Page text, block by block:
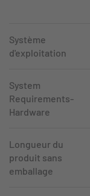
Système
d'exploitation
System
Requirements-
Hardware
Longueur du
produit sans
emballage